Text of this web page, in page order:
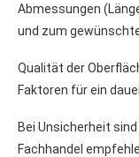
Abmessungen
und zum
Qualität der
Faktoren für ein
Bei Unsicherheit
Fachhandel